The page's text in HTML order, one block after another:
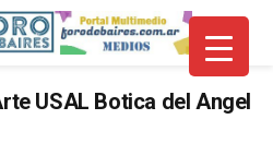
USAL Botica del Angel